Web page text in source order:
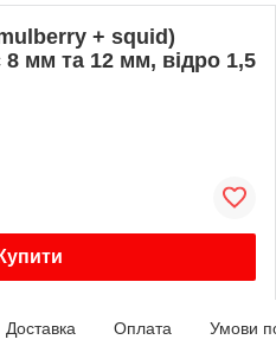
+ squid)
8 мм та 12 мм, відро 1,5
Купити
Доставка Оплата Умови